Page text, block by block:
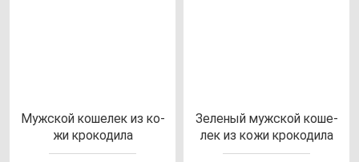
Муж­ской ко­ше­лек из ко­
жи кро­ко­ди­ла
Зеле­ный муж­ской ко­ше­
лек из ко­жи кро­ко­ди­ла